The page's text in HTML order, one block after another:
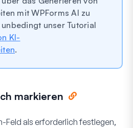
mit WPForms AI zu
unser Tutorial
KI-
.
markieren
Feld als erforderlich festlegen,